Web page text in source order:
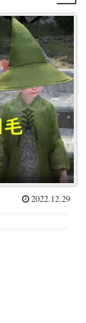
2022.12.29